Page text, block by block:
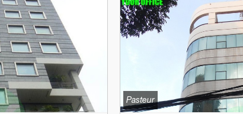
Pasteur